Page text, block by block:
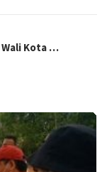
Wali Kota …